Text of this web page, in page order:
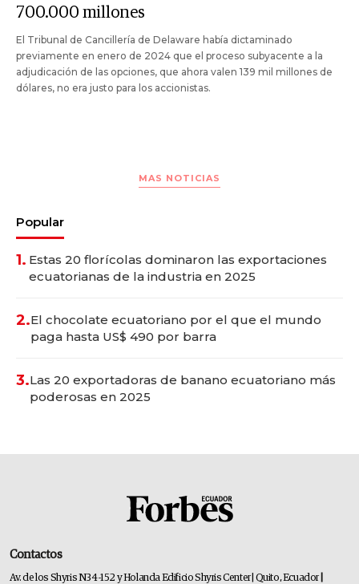
700.000 millones
El Tribunal de Cancillería de Delaware había dictaminado
previamente en enero de 2024 que el proceso subyacente a la
adjudicación de las opciones, que ahora valen 139 mil millones de
dólares, no era justo para los accionistas.
MAS NOTICIAS
Popular
1. Estas 20 florícolas dominaron las exportaciones
ecuatorianas de la industria en 2025
2.El chocolate ecuatoriano por el que el mundo
paga hasta US$ 490 por barra
3.Las 20 exportadoras de banano ecuatoriano más
poderosas en 2025
Contactos
Av. de los Shyris N34-152 y Holanda Edificio Shyris Center | Quito, Ecuador